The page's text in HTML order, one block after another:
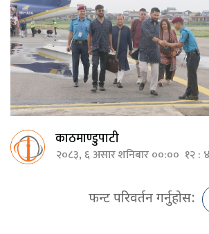
काठमाण्डुपाटी
२०८३, ६ असार शनिबार ००:०० १२
फन्ट परिवर्तन गर्नुहोस: